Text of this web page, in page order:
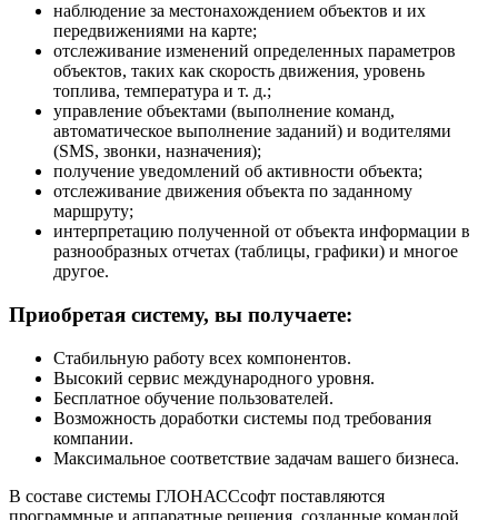
наблюдение за местонахождением объектов и их
передвижениями на карте;
отслеживание изменений определенных параметров
объектов, таких как скорость движения, уровень
топлива, температура и т. д.;
управление объектами (выполнение команд,
автоматическое выполнение заданий) и водителями
(SMS, звонки, назначения);
получение уведомлений об активности объекта;
отслеживание движения объекта по заданному
маршруту;
интерпретацию полученной от объекта информации в
разнообразных отчетах (таблицы, графики) и многое
другое.
Приобретая систему, вы получаете:
Стабильную работу всех компонентов.
Высокий сервис международного уровня.
Бесплатное обучение пользователей.
Возможность доработки системы под требования
компании.
Максимальное соответствие задачам вашего бизнеса.
В составе системы ГЛОНАССсофт поставляются
программные и аппаратные решения, созданные командой